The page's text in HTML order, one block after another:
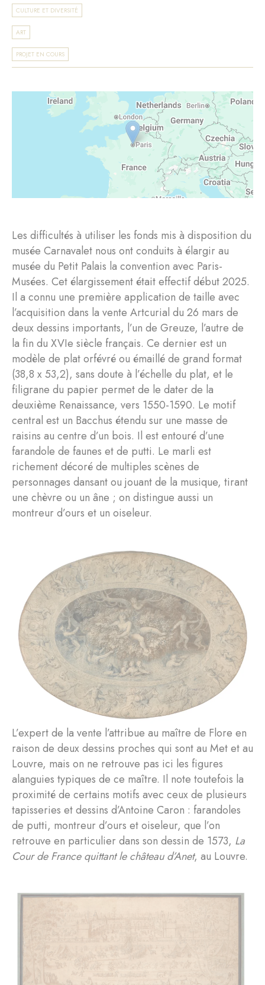
CULTURE ET DIVERSITÉ
ART
PROJET EN COURS
Les difficultés à utiliser les fonds mis à disposition du
musée Carnavalet nous ont conduits à élargir au
musée du Petit Palais la convention avec Paris-
Musées. Cet élargissement était effectif début 2025.
Il a connu une première application de taille avec
l’acquisition dans la vente Artcurial du 26 mars de
deux dessins importants, l’un de Greuze, l’autre de
la fin du XVIe siècle français. Ce dernier est un
modèle de plat orfévré ou émaillé de grand format
(38,8 x 53,2), sans doute à l’échelle du plat, et le
filigrane du papier permet de le dater de la
deuxième Renaissance, vers 1550-1590. Le motif
central est un Bacchus étendu sur une masse de
raisins au centre d’un bois. Il est entouré d’une
farandole de faunes et de putti. Le marli est
richement décoré de multiples scènes de
personnages dansant ou jouant de la musique, tirant
une chèvre ou un âne ; on distingue aussi un
montreur d’ours et un oiseleur.
L’expert de la vente l’attribue au maître de Flore en
raison de deux dessins proches qui sont au Met et au
Louvre, mais on ne retrouve pas ici les figures
alanguies typiques de ce maître. Il note toutefois la
proximité de certains motifs avec ceux de plusieurs
tapisseries et dessins d’Antoine Caron : farandoles
de putti, montreur d’ours et oiseleur, que l’on
retrouve en particulier dans son dessin de 1573, La
Cour de France quittant le château d’Anet, au Louvre.